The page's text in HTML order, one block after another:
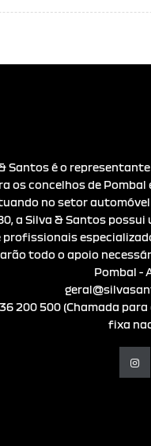
Santos é o representante
os concelhos de Pombal
no setor automóvel
a Silva & Santos possui
profissionais
todo o apoio
Pombal -
200 500 (Chamada para
fixa